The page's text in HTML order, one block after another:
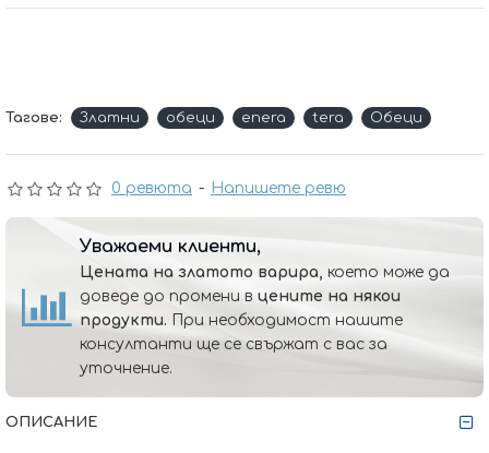
0 ревюта - Напишете ревю
Тагове: Златни обеци enera tera Обеци
Уважаеми клиенти,
Цената на златото варира, което може да
доведе до промени в цените на някои
продукти. При необходимост нашите
консултанти ще се свържат с вас за
уточнение.
ОПИСАНИЕ